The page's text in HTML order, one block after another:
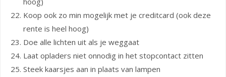
Koop ook zo min mogelijk met je creditcard (ook deze
rente is heel hoog)
Doe alle lichten uit als je weggaat
Laat opladers niet onnodig in het stopcontact zitten
Steek kaarsjes aan in plaats van lampen